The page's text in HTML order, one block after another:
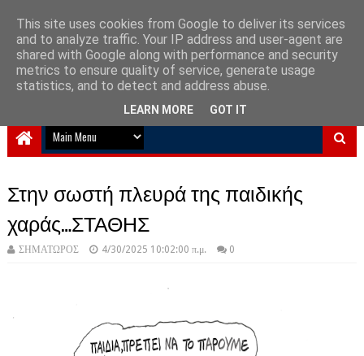
NewPlanet09
Ειδήσεις νέα από την Ελλάδα και τον κόσμο
Στην σωστή πλευρά της παιδικής
χαράς…ΣΤΑΘΗΣ
ΣΗΜΑΤΩΡΟΣ 4/30/2025 10:02:00 π.μ. 0
This site uses cookies from Google to deliver its services
and to analyze traffic. Your IP address and user-agent are
shared with Google along with performance and security
metrics to ensure quality of service, generate usage
statistics, and to detect and address abuse.
LEARN MORE GOT IT